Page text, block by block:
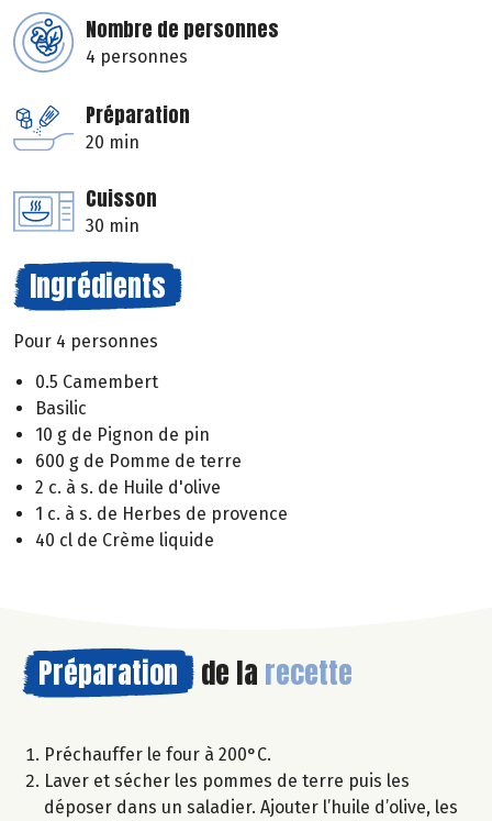
Nombre de personnes
4 personnes
Préparation
20 min
Cuisson
30 min
Ingrédients
Pour 4 personnes
0.5 Camembert
Basilic
10 g de Pignon de pin
600 g de Pomme de terre
2 c. à s. de Huile d'olive
1 c. à s. de Herbes de provence
40 cl de Crème liquide
Préparation de la recette
Préchauffer le four à 200°C.
Laver et sécher les pommes de terre puis les
déposer dans un saladier. Ajouter l’huile d’olive, les